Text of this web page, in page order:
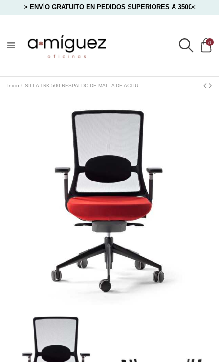
> ENVÍO GRATUITO EN PEDIDOS SUPERIORES A 350€<
0
Inicio SILLA TNK 500 RESPALDO DE MALLA DE ACTIU